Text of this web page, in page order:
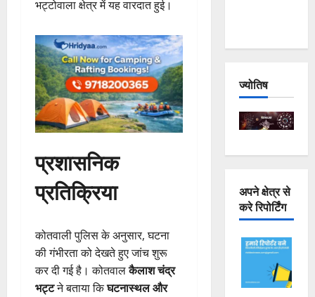
भट्टोवाला क्षेत्र में यह वारदात हुई।
प्रशासनिक
प्रतिक्रिया
कोतवाली पुलिस के अनुसार, घटना
की गंभीरता को देखते हुए जांच शुरू
कर दी गई है। कोतवालकैलाश चंद्र
भट्टने बताया किघटनास्थल और
ज्योतिष
अपने क्षेत्र से
करे रिपोर्टिंग